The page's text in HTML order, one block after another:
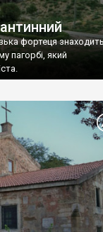
фортеця
пагорбі, який